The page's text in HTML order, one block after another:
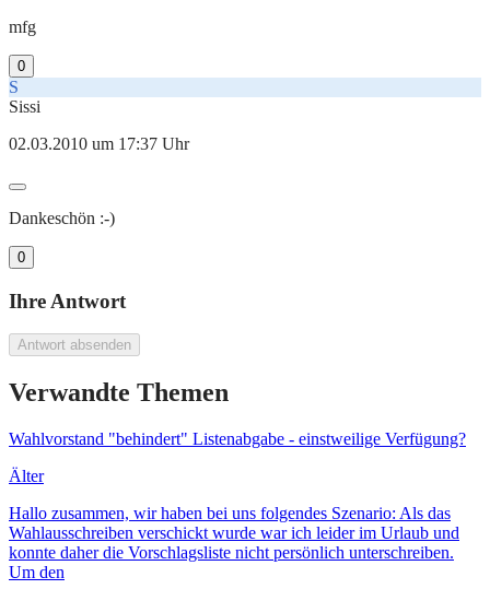
mfg
0
S
Sissi
02.03.2010 um 17:37 Uhr
Dankeschön :-)
0
Ihre Antwort
Antwort absenden
Verwandte Themen
Wahlvorstand "behindert" Listenabgabe - einstweilige Verfügung?
Älter
Hallo zusammen, wir haben bei uns folgendes Szenario: Als das
Wahlausschreiben verschickt wurde war ich leider im Urlaub und
konnte daher die Vorschlagsliste nicht persönlich unterschreiben.
Um den